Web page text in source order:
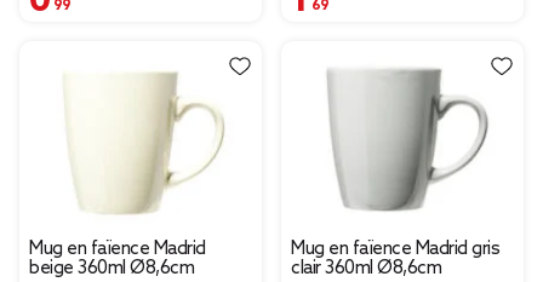
Mug en faïence Madrid
beige 360ml Ø8,6cm
Mug en faïence Madrid gris
clair 360ml Ø8,6cm